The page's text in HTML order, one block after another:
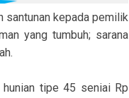
santunan kepada pemilik
yang tumbuh; sarana
hunian tipe 45 seniai Rp